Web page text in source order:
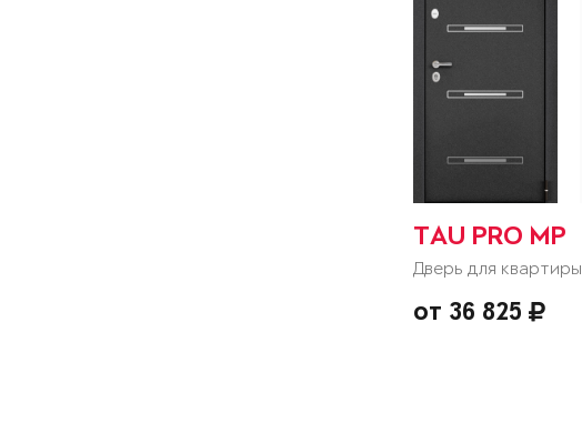
TAU PRO MP
Дверь для квартиры
от 36 825